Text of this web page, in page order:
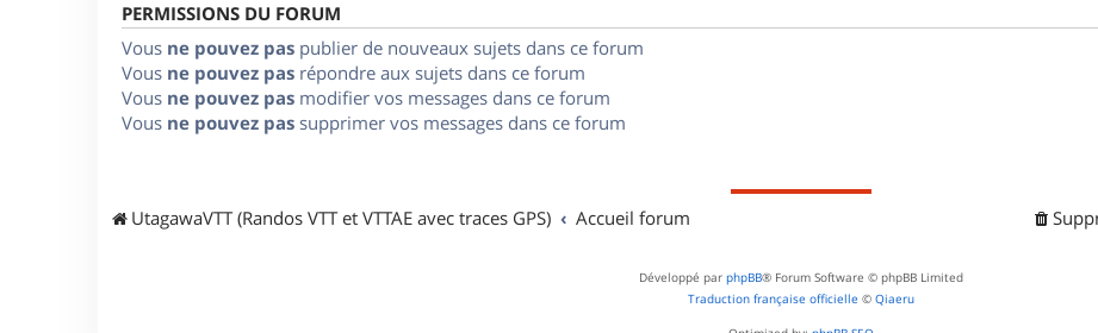
e
PERMISSIONS DU FORUM
Vous ne pouvez pas publier de nouveaux sujets dans ce forum
Vous ne pouvez pas répondre aux sujets dans ce forum
Vous ne pouvez pas modifier vos messages dans ce forum
Vous ne pouvez pas supprimer vos messages dans ce forum
UtagawaVTT (Randos VTT et VTTAE avec traces GPS) Accueil forum
Développé par phpBB® Forum Software © phpBB Limited
Traduction française officielle © Qiaeru